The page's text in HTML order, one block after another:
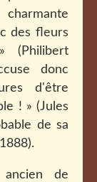
des fleurs
(Philibert
donc
d'être
! » (Jules
de sa
de